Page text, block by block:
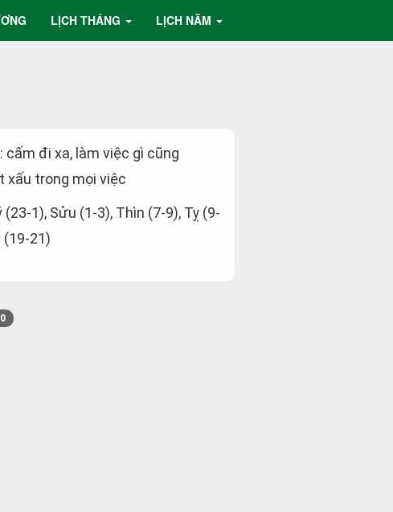
LỊCH THÁNG LỊCH NĂM
: cấm đi xa, làm việc gì cũng
xấu trong mọi việc
(23-1), Sửu (1-3), Thìn (7-9), Tỵ (9-
(19-21)